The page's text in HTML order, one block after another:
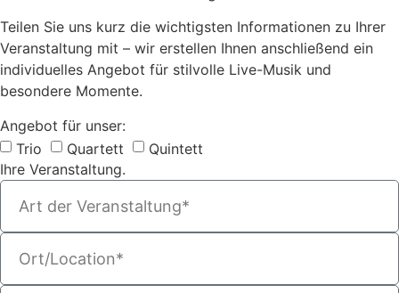
Teilen Sie uns kurz die wichtigsten Informationen zu Ihrer
Veranstaltung mit – wir erstellen Ihnen anschließend ein
individuelles Angebot für stilvolle Live-Musik und
besondere Momente.
Angebot für unser:
Trio
Quartett
Quintett
Ihre Veranstaltung.